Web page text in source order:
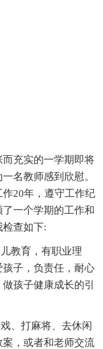
充实的一学期即将
名教师感到欣慰。
20年，遵守工作纪
一个学期的工作和
查如下:
教育，有职业理
子，负责任，耐心
孩子健康成长的引
、打麻将、去休闲
，或者和老师交流